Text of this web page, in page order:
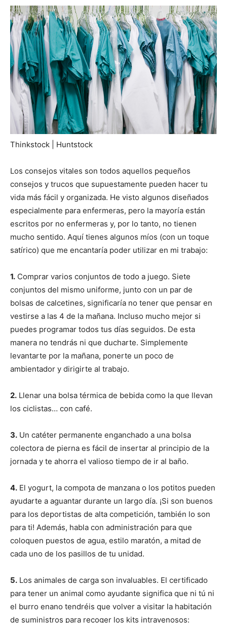
Thinkstock | Huntstock
Los consejos vitales son todos aquellos pequeños
consejos y trucos que supuestamente pueden hacer tu
vida más fácil y organizada. He visto algunos diseñados
especialmente para enfermeras, pero la mayoría están
escritos por no enfermeras y, por lo tanto, no tienen
mucho sentido. Aquí tienes algunos míos (con un toque
satírico) que me encantaría poder utilizar en mi trabajo:
1. Comprar varios conjuntos de todo a juego. Siete
conjuntos del mismo uniforme, junto con un par de
bolsas de calcetines, significaría no tener que pensar en
vestirse a las 4 de la mañana. Incluso mucho mejor si
puedes programar todos tus días seguidos. De esta
manera no tendrás ni que ducharte. Simplemente
levantarte por la mañana, ponerte un poco de
ambientador y dirigirte al trabajo.
2. Llenar una bolsa térmica de bebida como la que llevan
los ciclistas… con café.
3. Un catéter permanente enganchado a una bolsa
colectora de pierna es fácil de insertar al principio de la
jornada y te ahorra el valioso tiempo de ir al baño.
4. El yogurt, la compota de manzana o los potitos pueden
ayudarte a aguantar durante un largo día. ¡Si son buenos
para los deportistas de alta competición, también lo son
para ti! Además, habla con administración para que
coloquen puestos de agua, estilo maratón, a mitad de
cada uno de los pasillos de tu unidad.
5. Los animales de carga son invaluables. El certificado
para tener un animal como ayudante significa que ni tú ni
el burro enano tendréis que volver a visitar la habitación
de suministros para recoger los kits intravenosos: